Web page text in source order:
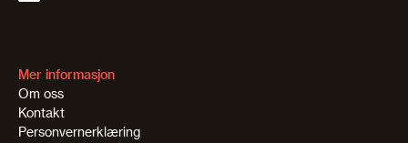
Mer informasjon
Om oss
Kontakt
Personvernerklæring